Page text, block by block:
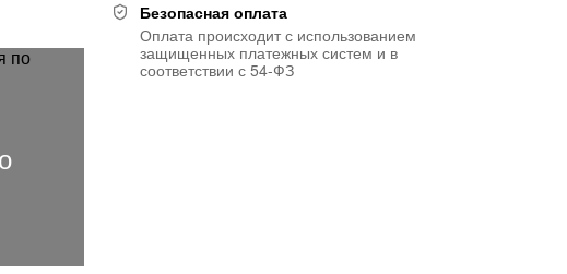
Безопасная оплата
Оплата происходит с использованием
защищенных платежных систем и в
соответствии с 54-ФЗ